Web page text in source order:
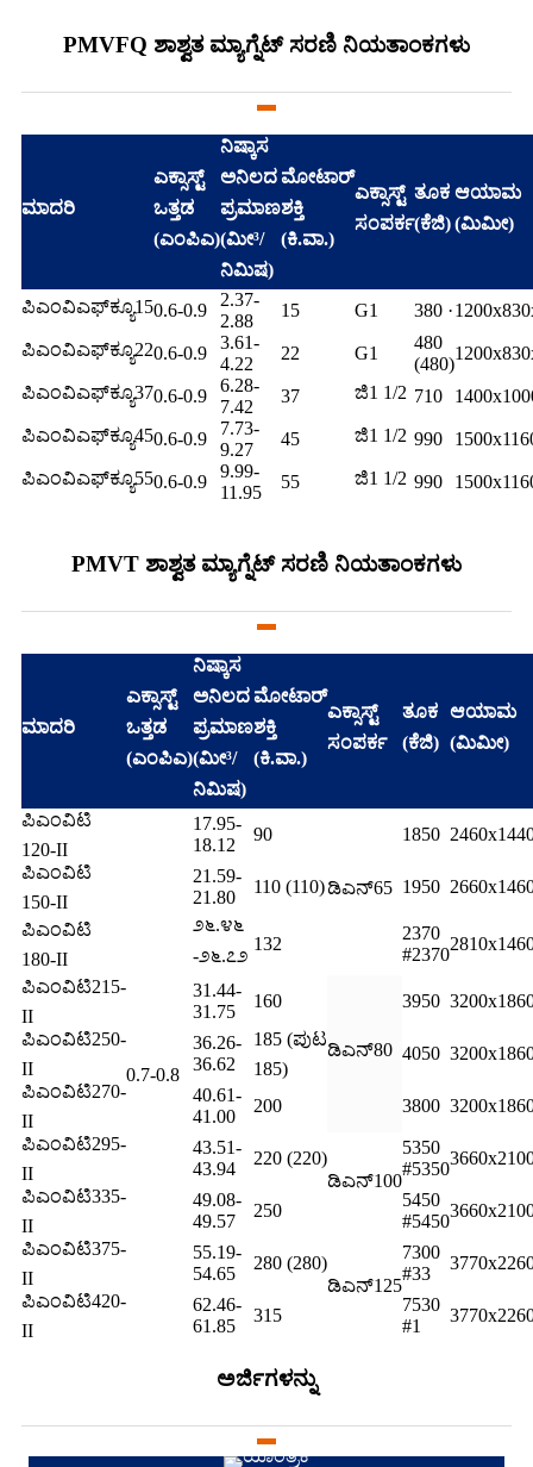
PMVFQ ಶಾಶ್ವತ ಮ್ಯಾಗ್ನೆಟ್ ಸರಣಿ ನಿಯತಾಂಕಗಳು
ಮಾದರಿ
ಎಕ್ಸಾಸ್ಟ್
ಒತ್ತಡ
(ಎಂಪಿಎ)
ನಿಷ್ಕಾಸ
ಅನಿಲದ
ಪ್ರಮಾಣ
(ಮೀ³/
ನಿಮಿಷ)
ಮೋಟಾರ್
ಶಕ್ತಿ
(ಕಿ.ವಾ.)
ಎಕ್ಸಾಸ್ಟ್
ಸಂಪರ್ಕ
ತೂಕ
(ಕೆಜಿ)
ಆಯಾಮ
(ಮಿಮೀ)
ಪಿಎಂವಿಎಫ್‌ಕ್ಯೂ150.6-0.9
2.37-
2.88
15 G1 380 ·
ಪಿಎಂವಿಎಫ್‌ಕ್ಯೂ220.6-0.9
3.61-
4.22
22 G1
480
(480)
ಪಿಎಂವಿಎಫ್‌ಕ್ಯೂ370.6-0.9
6.28-
7.42
37 ಜಿ1 1/2 710
ಪಿಎಂವಿಎಫ್‌ಕ್ಯೂ450.6-0.9
7.73-
9.27
45 ಜಿ1 1/2 990
ಪಿಎಂವಿಎಫ್‌ಕ್ಯೂ550.6-0.9
9.99-
11.95
55 ಜಿ1 1/2 990
PMVT ಶಾಶ್ವತ ಮ್ಯಾಗ್ನೆಟ್ ಸರಣಿ ನಿಯತಾಂಕಗಳು
ಮಾದರಿ
ಎಕ್ಸಾಸ್ಟ್
ಒತ್ತಡ
(ಎಂಪಿಎ)
ನಿಷ್ಕಾಸ
ಅನಿಲದ
ಪ್ರಮಾಣ
(ಮೀ³/
ನಿಮಿಷ)
ಮೋಟಾರ್
ಶಕ್ತಿ
(ಕಿ.ವಾ.)
ಎಕ್ಸಾಸ್ಟ್
ಸಂಪರ್ಕ
ತೂಕ
(ಕೆಜಿ)
ಆಯಾಮ
(ಮಿಮೀ)
ಪಿಎಂವಿಟಿ
120-II
0.7-0.8
17.95-
18.12
90
ಡಿಎನ್65
1850
ಪಿಎಂವಿಟಿ
150-II
21.59-
21.80
110 (110) 1950
ಪಿಎಂವಿಟಿ
180-II
೨೬.೪೬
-೨೬.೭೨
132
2370
#2370
ಪಿಎಂವಿಟಿ215-
II
31.44-
31.75
160
ಡಿಎನ್80
3950
ಪಿಎಂವಿಟಿ250-
II
36.26-
36.62
185 (ಪುಟ
185)
4050
ಪಿಎಂವಿಟಿ270-
II
40.61-
41.00
200 3800
ಪಿಎಂವಿಟಿ295-
II
43.51-
43.94
220 (220)
ಡಿಎನ್100
5350
#5350
ಪಿಎಂವಿಟಿ335-
II
49.08-
49.57
250
5450
#5450
ಪಿಎಂವಿಟಿ375-
II
55.19-
54.65
280 (280)
ಡಿಎನ್125
7300
#33
ಪಿಎಂವಿಟಿ420-
II
62.46-
61.85
315
7530
#1
ಅರ್ಜಿಗಳನ್ನು